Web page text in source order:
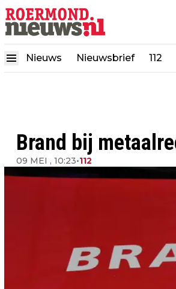
Nieuws Nieuwsbrief 112
Brand bij
09 MEI , 10:23•112